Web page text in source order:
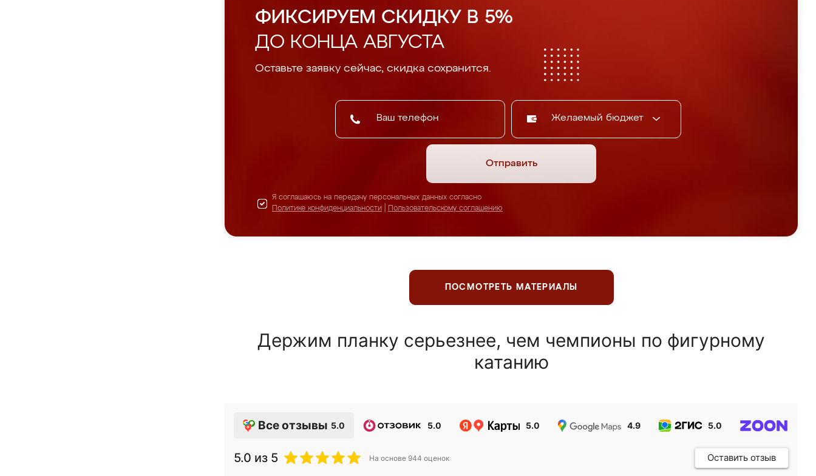
ФИКСИРУЕМ СКИДКУ В 5%
ДО КОНЦА АВГУСТА
Оставьте заявку сейчас, скидка сохранится.
Желаемый бюджет
Отправить
Я соглашаюсь на передачу персональных данных согласно
Политике конфиденциальности
Пользовательскому соглашению
ПОСМОТРЕТЬ МАТЕРИАЛЫ
Держим планку серьезнее, чем чемпионы по фигурному
катанию
Все отзывы 5.0 5.0 5.0 4.9 5.0
5.0 из 5 На основе 944 оценок Оставить отзыв